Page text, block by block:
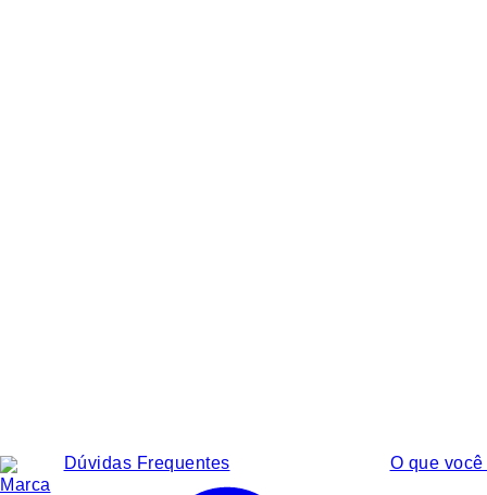
Dúvidas Frequentes O que